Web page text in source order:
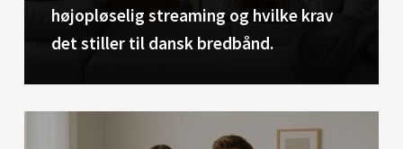
højopløselig streaming og hvilke krav
det stiller til dansk bredbånd.